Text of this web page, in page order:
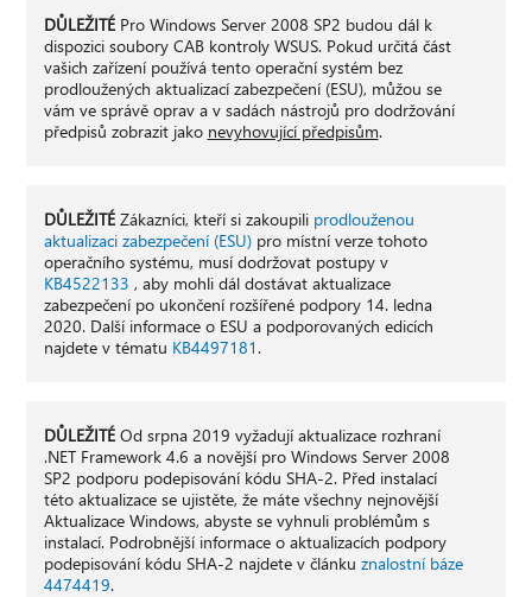
DŮLEŽITÉPro Windows Server 2008 SP2 budou dál k
dispozici soubory CAB kontroly WSUS. Pokud určitá část
vašich zařízení používá tento operační systém bez
prodloužených aktualizací zabezpečení (ESU), můžou se
vám ve správě oprav a v sadách nástrojů pro dodržování
předpisů zobrazit jako nevyhovující předpisům.
DŮLEŽITÉZákazníci, kteří si zakoupili prodlouženou
aktualizaci zabezpečení (ESU)pro místní verze tohoto
operačního systému, musí dodržovat postupy v
KB4522133 , aby mohli dál dostávat aktualizace
zabezpečení po ukončení rozšířené podpory 14. ledna
2020. Další informace o ESU a podporovaných edicích
najdete v tématu KB4497181 .
DŮLEŽITÉOd srpna 2019 vyžadují aktualizace rozhraní
.NET Framework 4.6 a novější pro Windows Server 2008
SP2 podporu podepisování kódu SHA-2. Před instalací
této aktualizace se ujistěte, že máte všechny nejnovější
Aktualizace Windows, abyste se vyhnuli problémům s
instalací. Podrobnější informace o aktualizacích podpory
podepisování kódu SHA-2 najdete v článku znalostní báze
4474419.